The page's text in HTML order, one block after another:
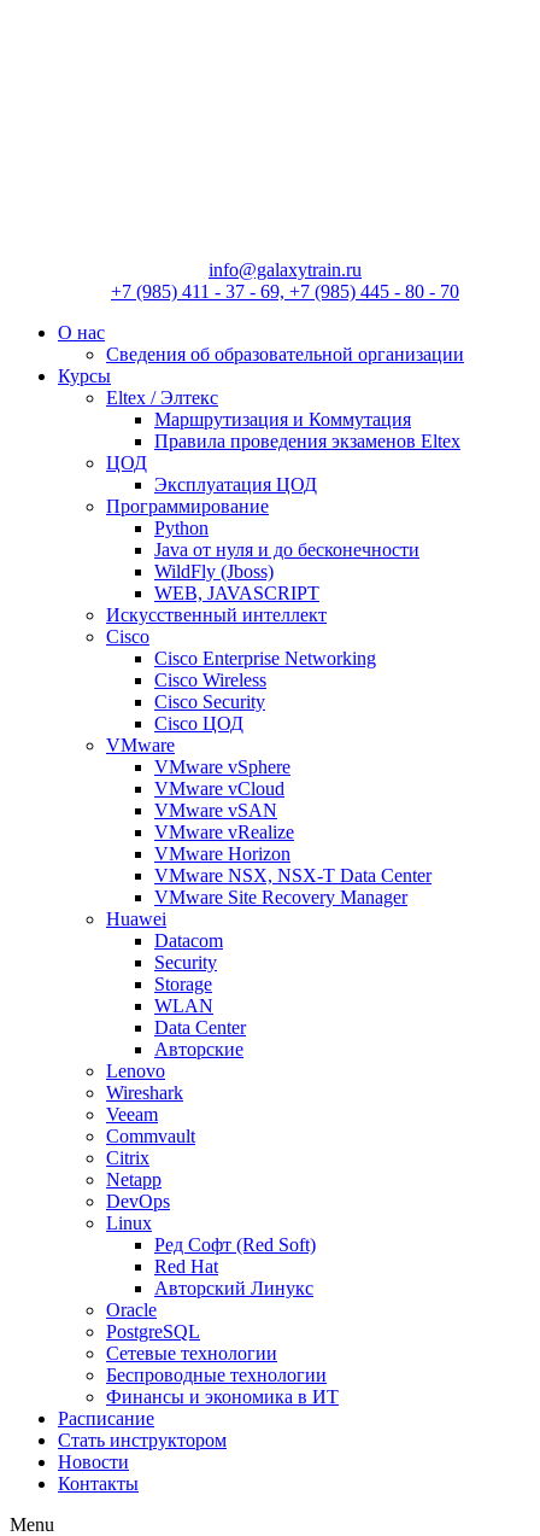
info@galaxytrain.ru
+7 (985) 411 - 37 - 69, +7 (985) 445 - 80 - 70
О нас
Сведения об образовательной организации
Курсы
Eltex / Элтекс
Маршрутизация и Коммутация
Правила проведения экзаменов Eltex
ЦОД
Эксплуатация ЦОД
Программирование
Python
Java от нуля и до бесконечности
WildFly (Jboss)
WEB, JAVASCRIPT
Искусственный интеллект
Cisco
Cisco Enterprise Networking
Cisco Wireless
Cisco Security
Cisco ЦОД
VMware
VMware vSphere
VMware vCloud
VMware vSAN
VMware vRealize
VMware Horizon
VMware NSX, NSX-T Data Center
VMware Site Recovery Manager
Huawei
Datacom
Security
Storage
WLAN
Data Center
Авторские
Lenovo
Wireshark
Veeam
Commvault
Citrix
Netapp
DevOps
Linux
Ред Софт (Red Soft)
Red Hat
Авторский Линукс
Oracle
PostgreSQL
Сетевые технологии
Беспроводные технологии
Финансы и экономика в ИТ
Расписание
Стать инструктором
Новости
Контакты
Menu